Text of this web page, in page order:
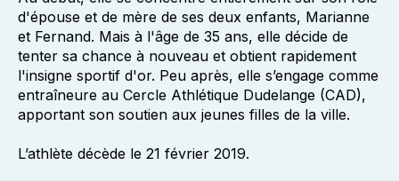
d'épouse et de mère de ses deux enfants, Marianne
et Fernand. Mais à l'âge de 35 ans, elle décide de
tenter sa chance à nouveau et obtient rapidement
l'insigne sportif d'or. Peu après, elle s’engage comme
entraîneure au Cercle Athlétique Dudelange (CAD),
apportant son soutien aux jeunes filles de la ville.
L’athlète décède le 21 février 2019.